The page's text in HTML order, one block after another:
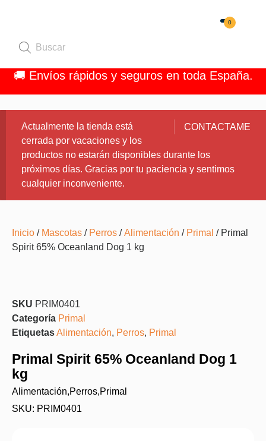
0
🚚 Envíos rápidos y seguros en toda España.
CONTACTAME
Actualmente la tienda está
cerrada por vacaciones y los
productos no estarán disponibles durante los
próximos días. Gracias por tu paciencia y sentimos
cualquier inconveniente.
Inicio / Mascotas / Perros /Alimentación / Primal / Primal
Spirit 65% Oceanland Dog 1 kg
SKU PRIM0401
Categoría Primal
EtiquetasAlimentación, Perros, Primal
Primal Spirit 65% Oceanland Dog 1
kg
Alimentación,Perros,Primal
SKU: PRIM0401